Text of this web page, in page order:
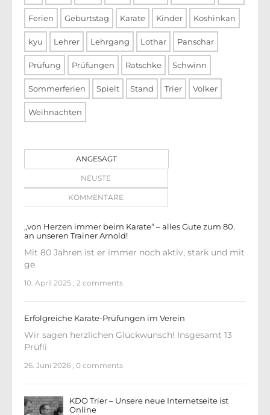
Ferien Geburtstag Karate Kinder Koshinkan
kyu Lehrer Lehrgang Lothar Panschar
Prüfung Prüfungen Ratschke Schwinn
Sommerferien Spielt Stand Trier Volker
Weihnachten
ANGESAGT
NEUSTE
KOMMENTARE
„von Herzen immer beim Karate“ – alles Gute zum 80.
an unseren Trainer Arnold!
Mit 80 Jahren ist er immer noch aktiv, stark und mit
ge
10. April 2025 2 comments
Erfolgreiche Karate-Prüfungen im Verein
Wir sagen herzlichen Glückwunsch! Insgesamt 13
Prüfli
26. Juni 2026 0 comments
KDO Trier – Unsere neue Internetseite ist
Online